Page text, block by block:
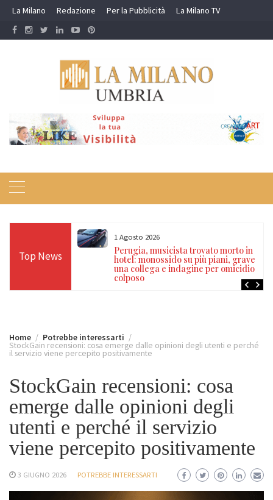
Skip
content
La Milano Redazione Per la Pubblicità La Milano TV
Top News
nel
per guida in
1 Agosto 2026
Perugia, musicista trovato morto in
hotel: monossido su più piani, grave
una collega e indagine per omicidio
colposo
Home Potrebbe interessarti
StockGain recensioni: cosa emerge dalle opinioni degli utenti e perché
il servizio viene percepito positivamente
StockGain recensioni: cosa
emerge dalle opinioni degli
utenti e perché il servizio
viene percepito positivamente
3 GIUGNO 2026 POTREBBE INTERESSARTI